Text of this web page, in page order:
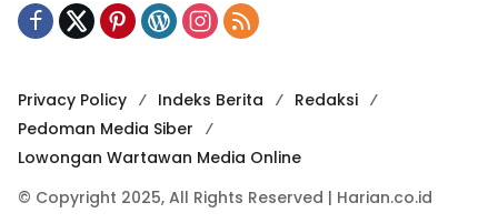
Privacy Policy Indeks Berita
Redaksi
Pedoman Media Siber
Lowongan Wartawan Media Online
© Copyright 2025, All Rights Reserved | Harian.co.id